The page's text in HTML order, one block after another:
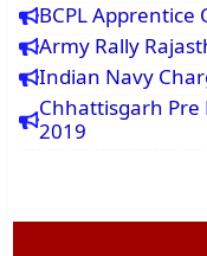
BCPL Apprentice
Army Rally
Indian Navy
Chhattisgarh Pre
2019